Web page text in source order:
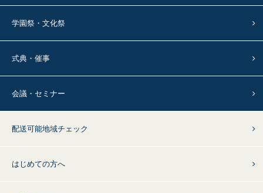
学園祭・文化祭
式典・催事
会議・セミナー
配送可能地域チェック
はじめての方へ